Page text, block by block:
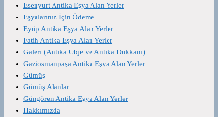
Esenyurt Antika Eşya Alan Yerler
Eşyalarınız İçin Ödeme
Eyüp Antika Eşya Alan Yerler
Fatih Antika Eşya Alan Yerler
Galeri (Antika Obje ve Antika Dükkanı)
Gaziosmanpaşa Antika Eşya Alan Yerler
Gümüş
Gümüş Alanlar
Güngören Antika Eşya Alan Yerler
Hakkımızda